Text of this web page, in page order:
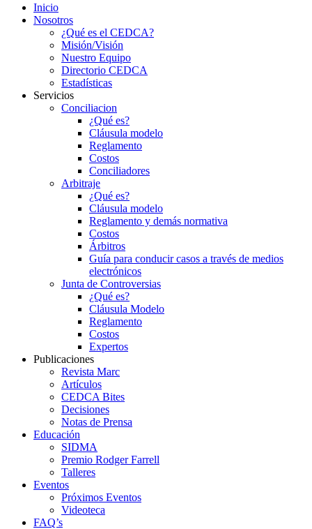
Inicio
Nosotros
¿Qué es el CEDCA?
Misión/Visión
Nuestro Equipo
Directorio CEDCA
Estadísticas
Servicios
Conciliacion
¿Qué es?
Cláusula modelo
Reglamento
Costos
Conciliadores
Arbitraje
¿Qué es?
Cláusula modelo
Reglamento y demás normativa
Costos
Árbitros
Guía para conducir casos a través de medios
electrónicos
Junta de Controversias
¿Qué es?
Cláusula Modelo
Reglamento
Costos
Expertos
Publicaciones
Revista Marc
Artículos
CEDCA Bites
Decisiones
Notas de Prensa
Educación
SIDMA
Premio Rodger Farrell
Talleres
Eventos
Próximos Eventos
Videoteca
FAQ’s